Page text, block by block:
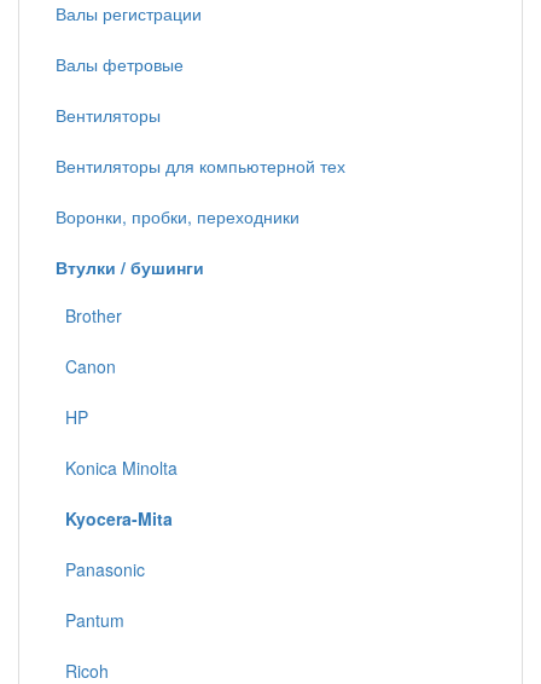
Валы регистрации
Валы фетровые
Вентиляторы
Вентиляторы для компьютерной тех
Воронки, пробки, переходники
Втулки / бушинги
Brother
Canon
HP
Konica Minolta
Kyocera-Mita
Panasonic
Pantum
Ricoh